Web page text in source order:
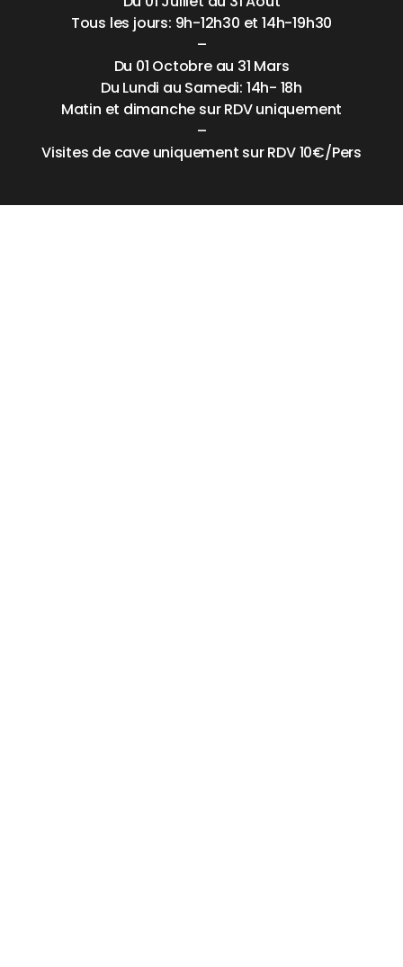
Tous les jours: 9h-12h30 et 14h-19h30
–
Du 01 Octobre au 31 Mars
Du Lundi au Samedi: 14h- 18h
Matin et dimanche sur RDV uniquement
–
Visites de cave uniquement sur RDV 10€/Pers